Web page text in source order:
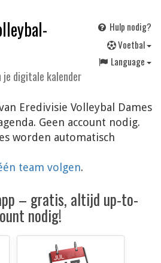
digitale kalender
Hulp nodig?
Voetbal
Language
Eredivisie Volleybal Dames
Geen account nodig.
worden automatisch
team volgen.
– gratis, altijd up-to-
nodig!